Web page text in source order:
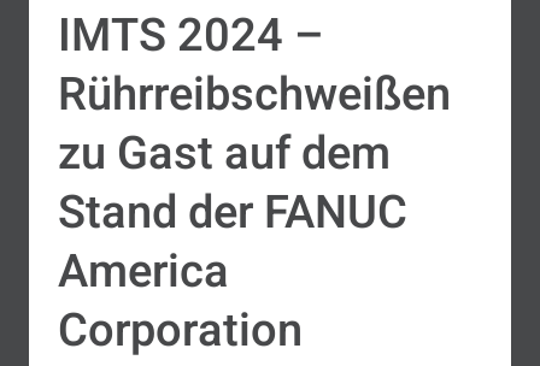
IMTS 2024 –
Rührreibschweißen
zu Gast auf dem
Stand der FANUC
America
Corporation